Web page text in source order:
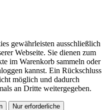
gewährleisten ausschließlich
Webseite. Sie dienen zum
im Warenkorb sammeln oder
kannst. Ein Rückschluss
möglich und dadurch
an Dritte weitergegeben.
Nur erforderliche